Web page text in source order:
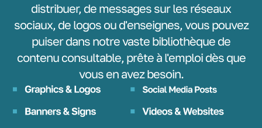
distribuer, de messages sur les réseaux
sociaux, de logos ou d'enseignes, vous pouvez
puiser dans notre vaste bibliothèque de
contenu consultable, prête à l'emploi dès que
vous en avez besoin.